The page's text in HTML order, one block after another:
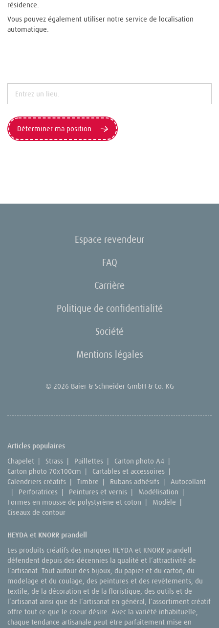
résidence.
Vous pouvez également utiliser notre service de localisation
automatique.
Déterminer ma position
Espace revendeur
FAQ
Carrière
Politique de confidentialité
Société
Mentions légales
© 2026 Baier & Schneider GmbH & Co. KG
Articles populaires
Chapelet | Strass | Paillettes | Carton photo A4 |
Carton photo 70x100cm | Cartables et accessoires |
Calendriers créatifs | Timbre | Rubans adhésifs |
Autocollant
|
Perforatrices | Peintures et vernis | Modélisation |
Formes en mousse de polystyrène et coton | Modèle |
Ciseaux de contour
HEYDA et KNORR prandell
Les produits créatifs des marques HEYDA et KNORR prandell
défendent depuis des décennies la qualité et l’attractivité de
l’artisanat. Tout autour des bijoux, du papier et du carton, du
modelage et du coulage, des peintures et des revêtements, du
textile, de la décoration et de la floristique, des outils et de
l’artisanat ainsi que de l’artisanat en général, l’assortiment créatif
offre tout ce que le coeur désire. Avec la variété inhabituelle,
chaque tendance artisanale peut être parfaitement mise en